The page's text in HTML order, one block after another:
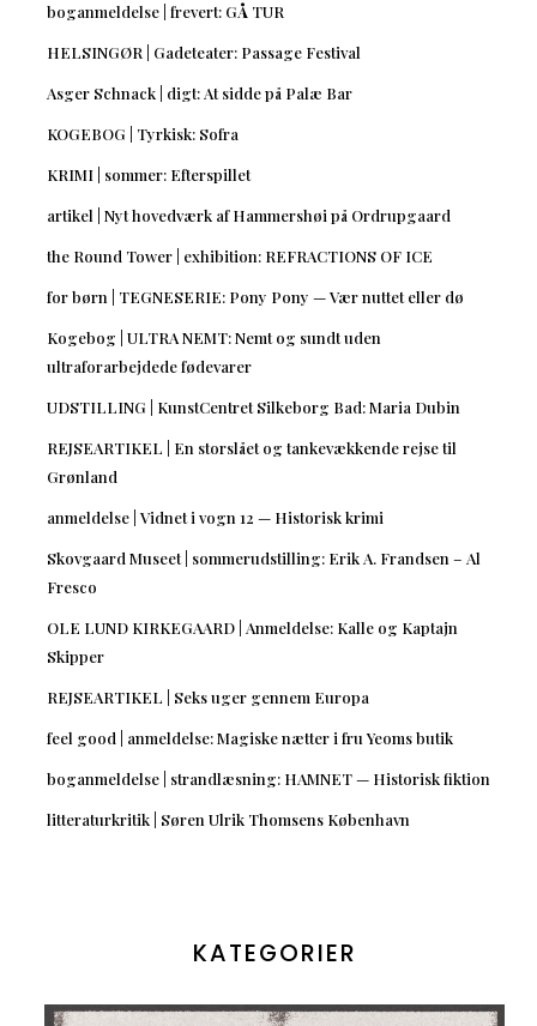
boganmeldelse | frevert: GÅ TUR
HELSINGØR | Gadeteater: Passage Festival
Asger Schnack | digt: At sidde på Palæ Bar
KOGEBOG | Tyrkisk: Sofra
KRIMI | sommer: Efterspillet
artikel | Nyt hovedværk af Hammershøi på Ordrupgaard
the Round Tower | exhibition: REFRACTIONS OF ICE
for børn | TEGNESERIE: Pony Pony — Vær nuttet eller dø
Kogebog | ULTRA NEMT: Nemt og sundt uden
ultraforarbejdede fødevarer
UDSTILLING | KunstCentret Silkeborg Bad: Maria Dubin
REJSEARTIKEL | En storslået og tankevækkende rejse til
Grønland
anmeldelse | Vidnet i vogn 12 — Historisk krimi
Skovgaard Museet | sommerudstilling: Erik A. Frandsen – Al
Fresco
OLE LUND KIRKEGAARD | Anmeldelse: Kalle og Kaptajn
Skipper
REJSEARTIKEL | Seks uger gennem Europa
feel good | anmeldelse: Magiske nætter i fru Yeoms butik
boganmeldelse | strandlæsning: HAMNET — Historisk fiktion
litteraturkritik | Søren Ulrik Thomsens København
KATEGORIER